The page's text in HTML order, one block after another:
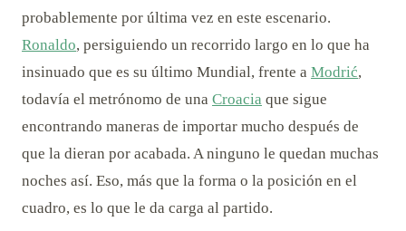
probablemente por última vez en este escenario.
Ronaldo, persiguiendo un recorrido largo en lo que ha
insinuado que es su último Mundial, frente a Modrić,
todavía el metrónomo de una Croacia que sigue
encontrando maneras de importar mucho después de
que la dieran por acabada. A ninguno le quedan muchas
noches así. Eso, más que la forma o la posición en el
cuadro, es lo que le da carga al partido.